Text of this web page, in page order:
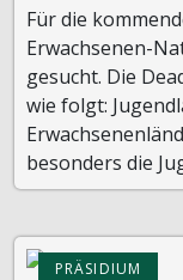
Für die
Erwachsenen-
gesucht. Die
wie folgt:
besonders die
PRÄSIDIUM